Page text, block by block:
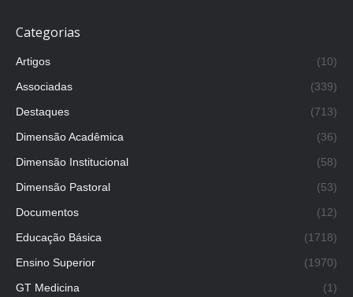
Categorias
Artigos
(10)
Associadas
(339)
Destaques
(713)
Dimensão Acadêmica
(36)
Dimensão Institucional
(58)
Dimensão Pastoral
(53)
Documentos
(12)
Educação Básica
(1718)
Ensino Superior
(1970)
GT Medicina
(1)